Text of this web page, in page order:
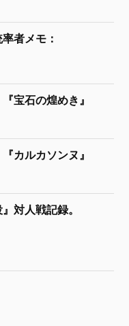
者メモ：
宝石の煌めき』
カルカソンヌ』
対人戦記録。